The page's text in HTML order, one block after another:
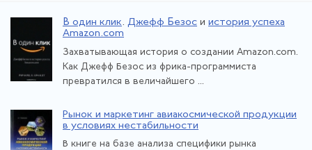
В один клик. Джефф Безос и история успеха
Amazon.com
Захватывающая история о создании Amazon.com.
Как Джефф Безос из фрика-программиста
превратился в величайшего ...
Рынок и маркетинг авиакосмической продукции
в условиях нестабильности
В книге на базе анализа специфики рынка